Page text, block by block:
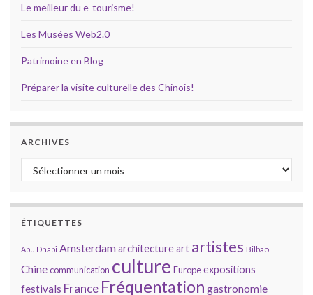
Le meilleur du e-tourisme!
Les Musées Web2.0
Patrimoine en Blog
Préparer la visite culturelle des Chinois!
ARCHIVES
Archives
ÉTIQUETTES
Abu Dhabi Amsterdamarchitectureart artistes Bilbao
Chinecommunication culture Europeexpositions
festivals France Fréquentation gastronomie